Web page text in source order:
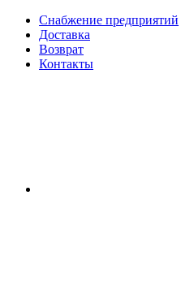
Снабжение предприятий
Доставка
Возврат
Контакты